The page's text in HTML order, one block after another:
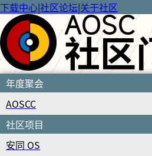
下载中心|社区论坛|关于社区
年度聚会
AOSCC
社区项目
安同 OS